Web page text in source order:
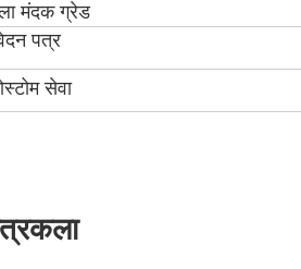
मंदक ग्रेड
पत्र
सेवा